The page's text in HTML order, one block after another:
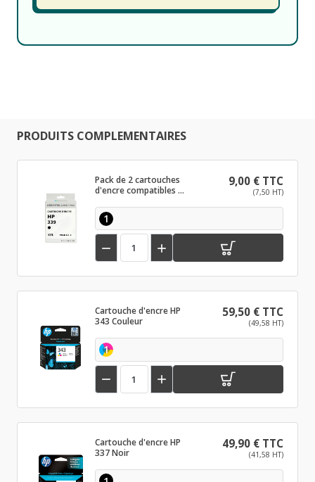
PRODUITS COMPLEMENTAIRES
Pack de 2 cartouches
d'encre compatibles HP
9,00 € TTC
(7,50 HT)
1
 
Cartouche d'encre HP
343 Couleur
59,50 € TTC
(49,58 HT)
1
 
Cartouche d'encre HP
337 Noir
49,90 € TTC
(41,58 HT)